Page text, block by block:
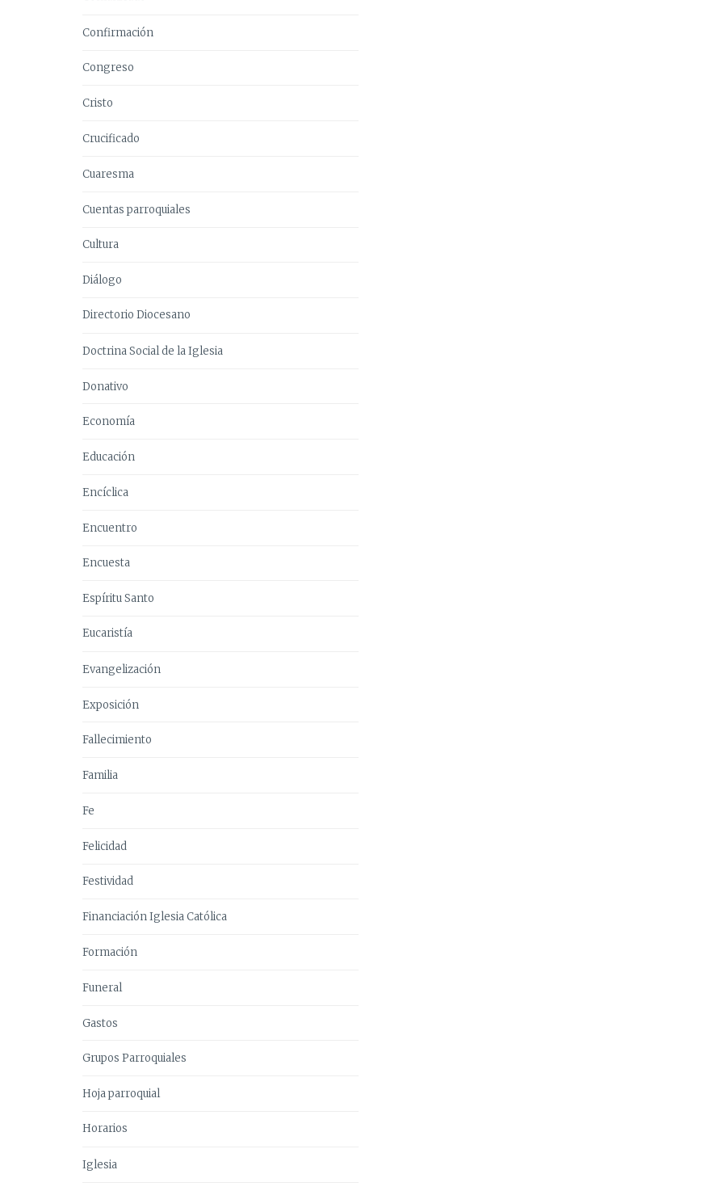
Confirmación
Congreso
Cristo
Crucificado
Cuaresma
Cuentas parroquiales
Cultura
Diálogo
Directorio Diocesano
Doctrina Social de la Iglesia
Donativo
Economía
Educación
Encíclica
Encuentro
Encuesta
Espíritu Santo
Eucaristía
Evangelización
Exposición
Fallecimiento
Familia
Fe
Felicidad
Festividad
Financiación Iglesia Católica
Formación
Funeral
Gastos
Grupos Parroquiales
Hoja parroquial
Horarios
Iglesia